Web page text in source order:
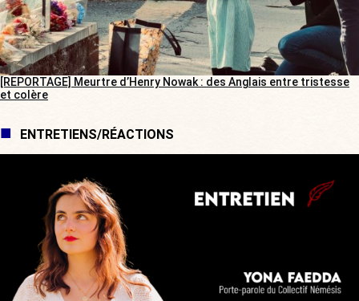
[REPORTAGE] Meurtre d’Henry Nowak : des Anglais entre tristesse
et colère
ENTRETIENS/RÉACTIONS